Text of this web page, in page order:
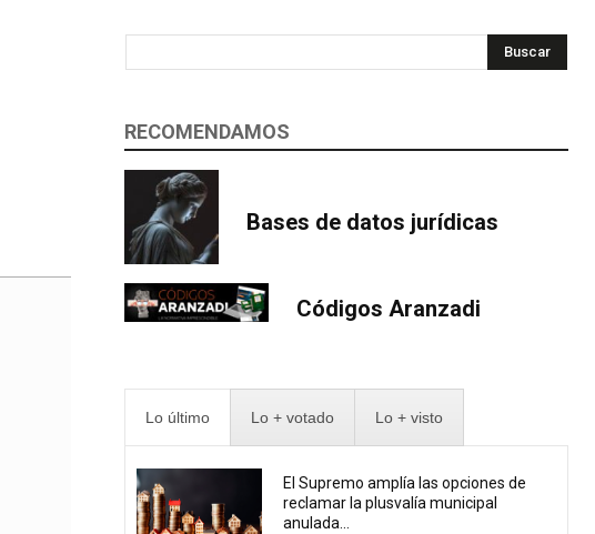
Buscar
RECOMENDAMOS
Bases de datos jurídicas
Códigos Aranzadi
Lo último Lo + votado Lo + visto
El Supremo amplía las opciones de
reclamar la plusvalía municipal
anulada...